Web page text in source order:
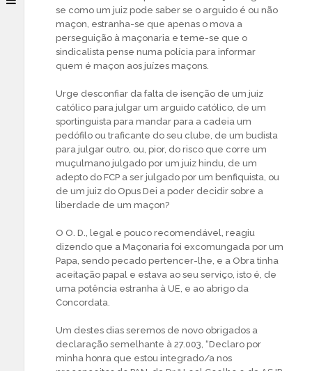
se como um juiz pode saber se o arguido é ou não
maçon, estranha-se que apenas o mova a
perseguição à maçonaria e teme-se que o
sindicalista pense numa polícia para informar
quem é maçon aos juízes maçons.
Urge desconfiar da falta de isenção de um juiz
católico para julgar um arguido católico, de um
sportinguista para mandar para a cadeia um
pedófilo ou traficante do seu clube, de um budista
para julgar outro, ou, pior, do risco que corre um
muçulmano julgado por um juiz hindu, de um
adepto do FCP a ser julgado por um benfiquista, ou
de um juiz do Opus Dei a poder decidir sobre a
liberdade de um maçon?
O O. D., legal e pouco recomendável, reagiu
dizendo que a Maçonaria foi excomungada por um
Papa, sendo pecado pertencer-lhe, e a Obra tinha
aceitação papal e estava ao seu serviço, isto é, de
uma potência estranha à UE, e ao abrigo da
Concordata.
Um destes dias seremos de novo obrigados a
declaração semelhante à 27.003, “Declaro por
minha honra que estou integrado/a nos